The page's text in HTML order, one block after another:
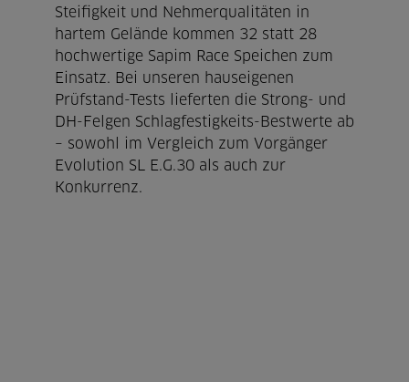
Steifigkeit und Nehmerqualitäten in
hartem Gelände kommen 32 statt 28
hochwertige Sapim Race Speichen zum
Einsatz. Bei unseren hauseigenen
Prüfstand-Tests lieferten die Strong- und
DH-Felgen Schlagfestigkeits-Bestwerte ab
– sowohl im Vergleich zum Vorgänger
Evolution SL E.G.30 als auch zur
Konkurrenz.